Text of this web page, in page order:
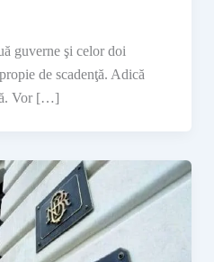
guverne şi celor doi
de scadenţă. Adică
Vor […]